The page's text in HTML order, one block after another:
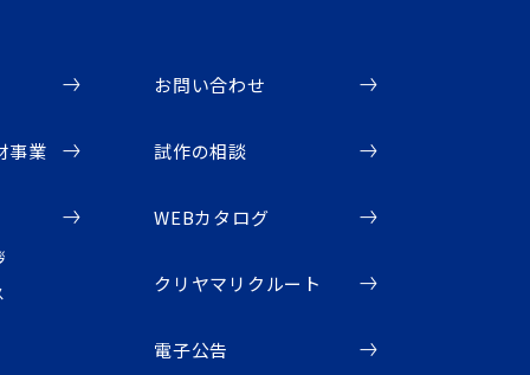
事業
お問い合わせ
試作の相談
WEBカタログ
クリヤマリクルート
電子公告